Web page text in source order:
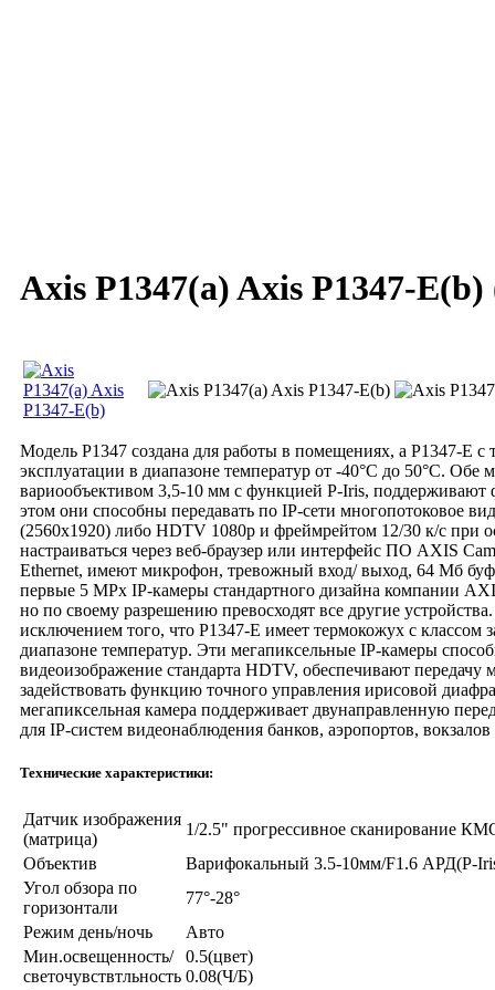
Axis P1347(a) Axis P1347-E(b)
Модель P1347 создана для работы в помещениях, а P1347-E с
эксплуатации в диапазоне температур от -40°C до 50°C.
вариообъективом 3,5-10 мм с функцией P-Iris,
этом они способны передавать по IP-сети многопотоковое
(2560х1920) либо HDTV 1080p и фреймрейтом 12/30 к/с при
настраиваться через веб-браузер или интерфейс ПО AXIS
Ethernet, имеют микрофон, тревожный вход/ выход, 64 Мб
первые 5 MPx IP-камеры стандартного дизайна компании
но по своему разрешению превосходят все другие
исключением того, что P1347-E имеет термокожух с
диапазоне температур. Эти мегапиксельные IP-камеры
видеоизображение стандарта HDTV, обеспечивают
задействовать функцию точного управления ирисовой
мегапиксельная камера поддерживает двунаправленную
для IP-систем видеонаблюдения банков, аэропортов,
Технические характеристики:
Датчик изображения
(матрица)
1/2.5" прогрессивное сканирование
Oбъектив
Варифокальный 3.5-10мм/F1.6 АРД(P-
Угол обзора по
горизонтали
77°-28°
Режим день/ночь
Авто
Мин.освещенность/
светочувствтльность
0.5(цвет)
0.08(Ч/Б)